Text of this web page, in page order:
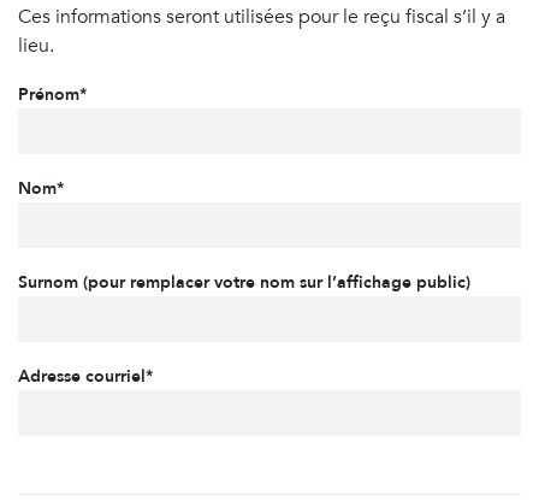
Ces informations seront utilisées pour le reçu fiscal s’il y a
lieu.
Prénom*
Nom*
Surnom (pour remplacer votre nom sur l’affichage public)
Adresse courriel*